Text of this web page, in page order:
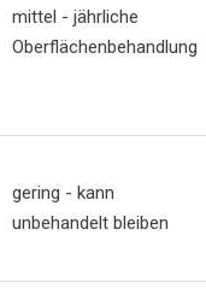
mittel - jährliche
Oberflächenbehandlung
gering - kann
unbehandelt bleiben